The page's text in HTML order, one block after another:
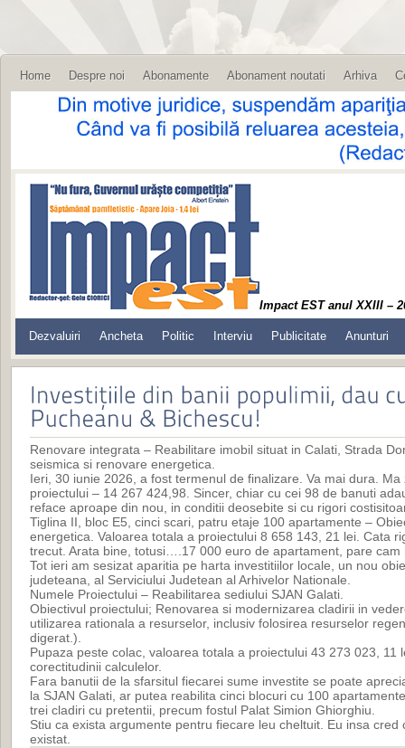
Home Despre noi Abonamente Abonament noutati Arhiva
Impact EST anul XXIII –
Dezvaluiri Ancheta Politic Interviu Publicitate Anunturi
Renovare integrata – Reabilitare imobil situat in Calati, Strada
seismica si renovare energetica.
Ieri, 30 iunie 2026, a fost termenul de finalizare. Va mai dura.
proiectului – 14 267 424,98. Sincer, chiar cu cei 98 de banuti
reface aproape din nou, in conditii deosebite si cu rigori
Tiglina II, bloc E5, cinci scari, patru etaje 100 apartamente –
energetica. Valoarea totala a proiectului 8 658 143, 21 lei. Cata
trecut. Arata bine, totusi….17 000 euro de apartament, pare cam
Tot ieri am sesizat aparitia pe harta investitiilor locale, un nou
judeteana, al Serviciului Judetean al Arhivelor Nationale.
Numele Proiectului – Reabilitarea sediului SJAN Galati.
Obiectivul proiectului; Renovarea si modernizarea cladirii in
utilizarea rationala a resurselor, inclusiv folosirea resurselor
digerat.).
Pupaza peste colac, valoarea totala a proiectului 43 273 023, 11
corectitudinii calculelor.
Fara banutii de la sfarsitul fiecarei sume investite se poate
la SJAN Galati, ar putea reabilita cinci blocuri cu 100
trei cladiri cu pretentii, precum fostul Palat Simion Ghiorghiu.
Stiu ca exista argumente pentru fiecare leu cheltuit. Eu insa cred
existat.